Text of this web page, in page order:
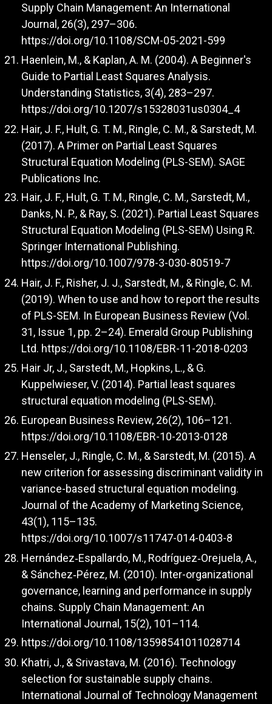
Supply Chain Management: An International
Journal, 26(3), 297–306.
https://doi.org/10.1108/SCM-05-2021-599
Haenlein, M., & Kaplan, A. M. (2004). A Beginner's
Guide to Partial Least Squares Analysis.
Understanding Statistics, 3(4), 283–297.
https://doi.org/10.1207/s15328031us0304_4
Hair, J. F., Hult, G. T. M., Ringle, C. M., & Sarstedt, M.
(2017). A Primer on Partial Least Squares
Structural Equation Modeling (PLS-SEM). SAGE
Publications Inc.
Hair, J. F., Hult, G. T. M., Ringle, C. M., Sarstedt, M.,
Danks, N. P., & Ray, S. (2021). Partial Least Squares
Structural Equation Modeling (PLS-SEM) Using R.
Springer International Publishing.
https://doi.org/10.1007/978-3-030-80519-7
Hair, J. F., Risher, J. J., Sarstedt, M., & Ringle, C. M.
(2019). When to use and how to report the results
of PLS-SEM. In European Business Review (Vol.
31, Issue 1, pp. 2–24). Emerald Group Publishing
Ltd. https://doi.org/10.1108/EBR-11-2018-0203
Hair Jr, J., Sarstedt, M., Hopkins, L., & G.
Kuppelwieser, V. (2014). Partial least squares
structural equation modeling (PLS-SEM).
European Business Review, 26(2), 106–121.
https://doi.org/10.1108/EBR-10-2013-0128
Henseler, J., Ringle, C. M., & Sarstedt, M. (2015). A
new criterion for assessing discriminant validity in
variance-based structural equation modeling.
Journal of the Academy of Marketing Science,
43(1), 115–135.
https://doi.org/10.1007/s11747-014-0403-8
Hernández‐Espallardo, M., Rodríguez‐Orejuela, A.,
& Sánchez‐Pérez, M. (2010). Inter-organizational
governance, learning and performance in supply
chains. Supply Chain Management: An
International Journal, 15(2), 101–114.
https://doi.org/10.1108/13598541011028714
Khatri, J., & Srivastava, M. (2016). Technology
selection for sustainable supply chains.
International Journal of Technology Management